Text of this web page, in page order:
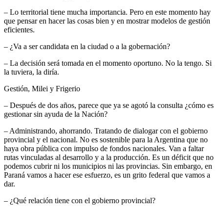
– Lo territorial tiene mucha importancia. Pero en este momento hay
que pensar en hacer las cosas bien y en mostrar modelos de gestión
eficientes.
– ¿Va a ser candidata en la ciudad o a la gobernación?
– La decisión será tomada en el momento oportuno. No la tengo. Si
la tuviera, la diría.
Gestión, Milei y Frigerio
– Después de dos años, parece que ya se agotó la consulta ¿cómo es
gestionar sin ayuda de la Nación?
– Administrando, ahorrando. Tratando de dialogar con el gobierno
provincial y el nacional. No es sostenible para la Argentina que no
haya obra pública con impulso de fondos nacionales. Van a faltar
rutas vinculadas al desarrollo y a la producción. Es un déficit que no
podemos cubrir ni los municipios ni las provincias. Sin embargo, en
Paraná vamos a hacer ese esfuerzo, es un grito federal que vamos a
dar.
– ¿Qué relación tiene con el gobierno provincial?